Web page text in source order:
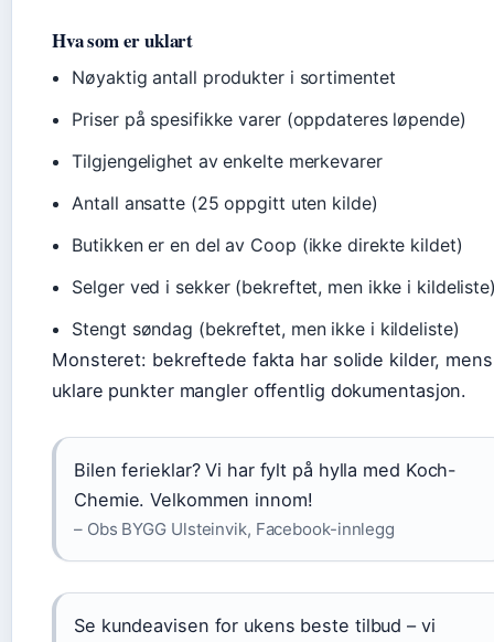
Hva som er uklart
Nøyaktig antall produkter i sortimentet
Priser på spesifikke varer (oppdateres løpende)
Tilgjengelighet av enkelte merkevarer
Antall ansatte (25 oppgitt uten kilde)
Butikken er en del av Coop (ikke direkte kildet)
Selger ved i sekker (bekreftet, men ikke i
Stengt søndag (bekreftet, men ikke i kildeliste)
Monsteret: bekreftede fakta har solide kilder, mens
uklare punkter mangler offentlig dokumentasjon.
Bilen ferieklar? Vi har fylt på hylla med Koch-
Chemie. Velkommen innom!
– Obs BYGG Ulsteinvik, Facebook-innlegg
Se kundeavisen for ukens beste tilbud – vi